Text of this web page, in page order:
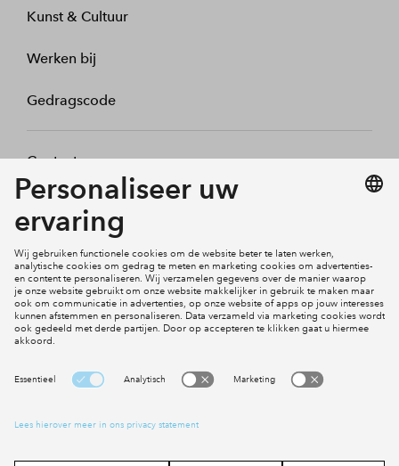
Kunst & Cultuur
Werken bij
Gedragscode
Contact
Mijn profiel
Social Media
Cookies